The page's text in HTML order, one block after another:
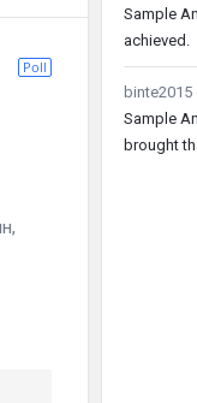
Poll
Sample
achieved.
binte2015
Sample
brought